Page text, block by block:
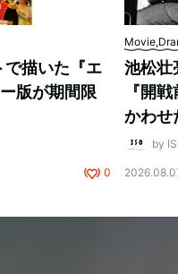
描いた『エ
版が期間限
0
池松壮
『開
かわせ
by